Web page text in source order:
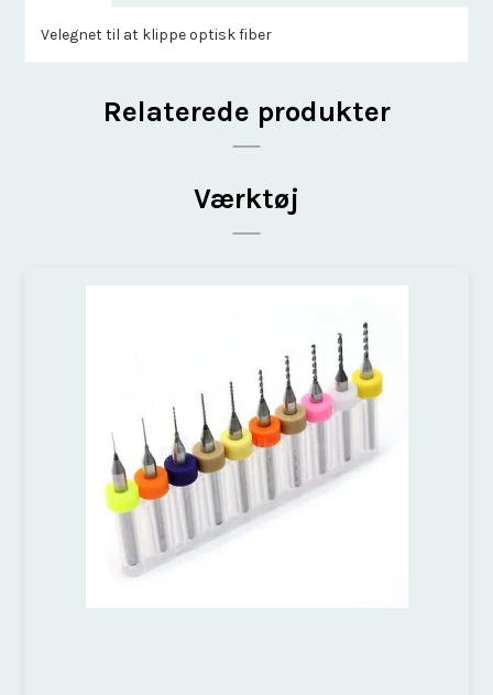
Velegnet til at klippe optisk fiber
Relaterede produkter
Værktøj